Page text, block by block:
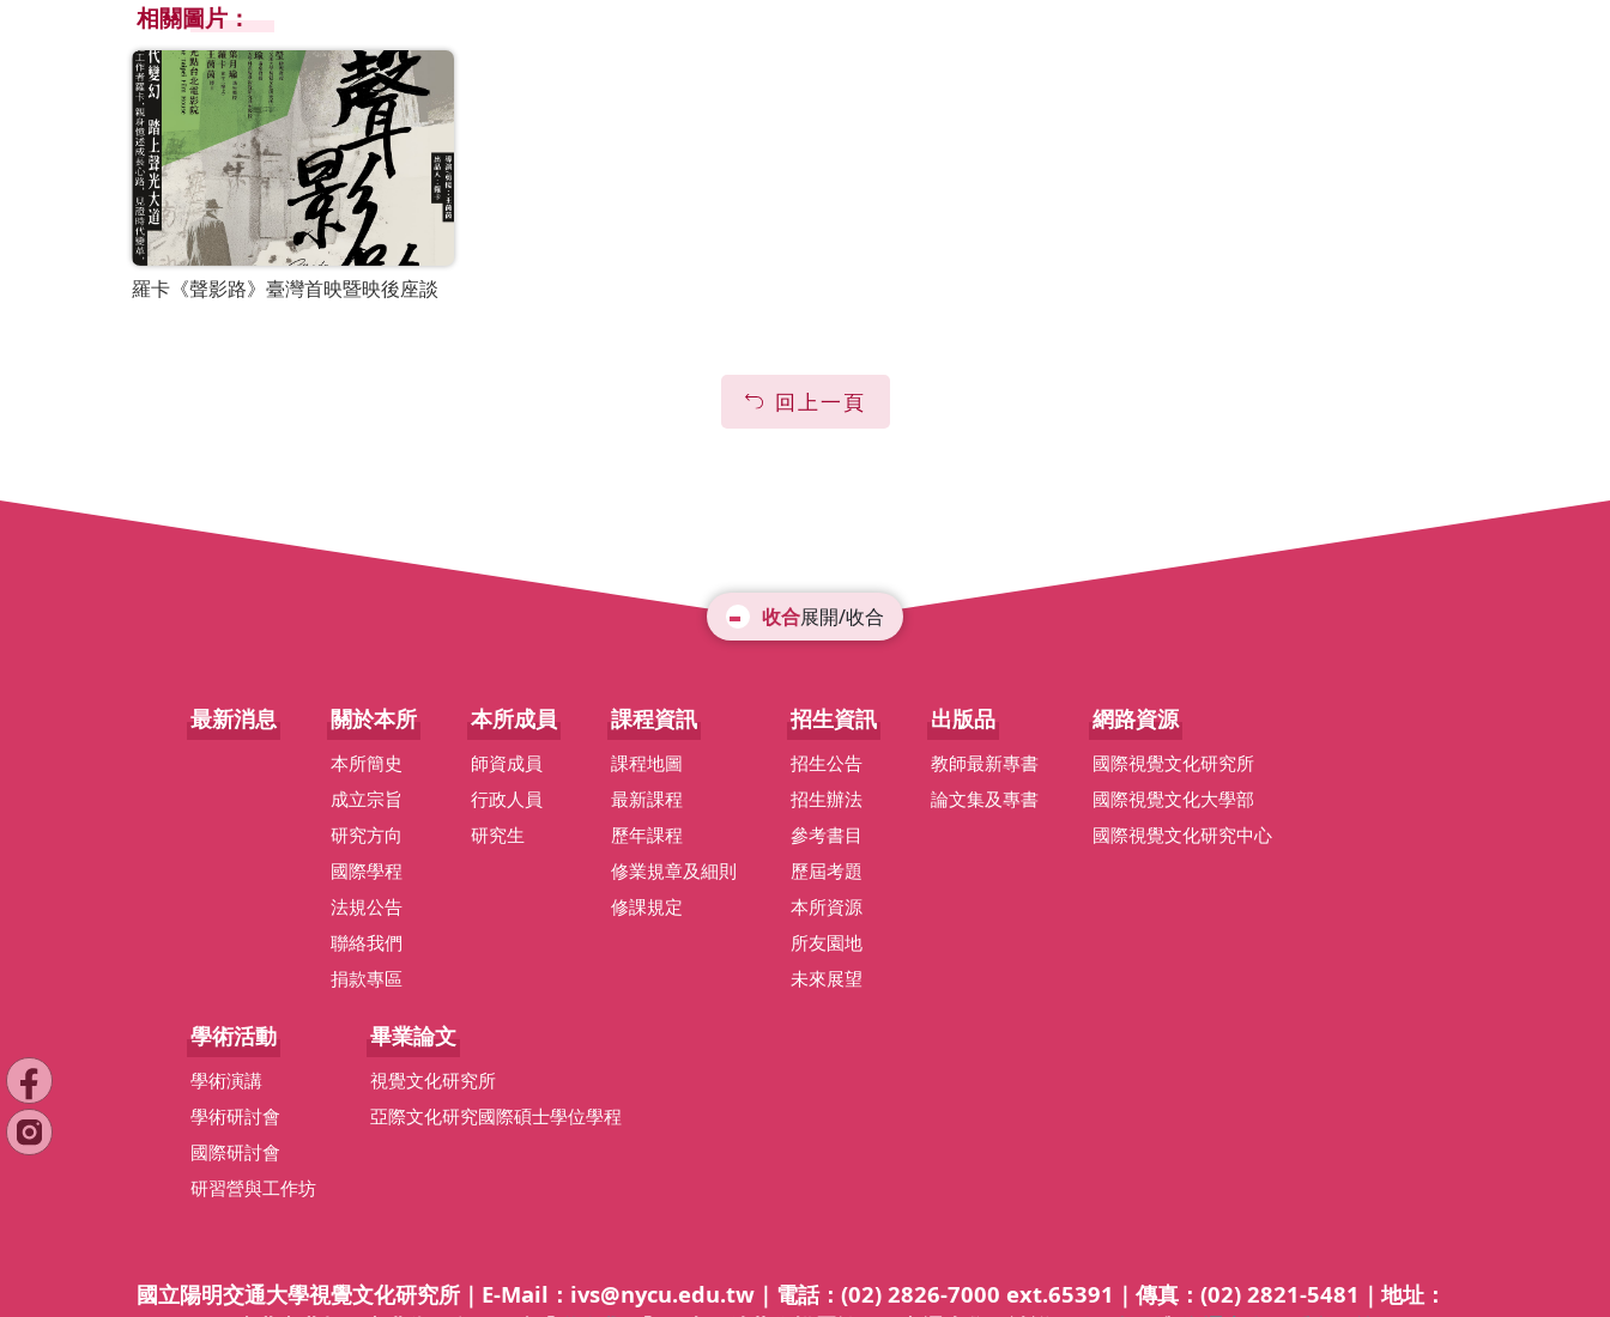
相關圖片：
羅卡《聲影路》臺灣首映暨映後座談
回上一頁
展開/收合
最新消息 關於本所
本所簡史
成立宗旨
研究方向
國際學程
法規公告
聯絡我們
捐款專區
本所成員
師資成員
行政人員
研究生
課程資訊
課程地圖
最新課程
歷年課程
修業規章及細則
修課規定
招生資訊
招生公告
招生辦法
參考書目
歷屆考題
本所資源
所友園地
未來展望
出版品
教師最新專書
論文集及專書
網路資源
國際視覺文化研究所
國際視覺文化大學部
國際視覺文化研究中心
學術活動
學術演講
學術研討會
國際研討會
研習營與工作坊
畢業論文
視覺文化研究所
亞際文化研究國際碩士學位學程
國立陽明交通大學視覺文化研究所｜E-Mail：ivs@nycu.edu.tw｜電話：(02) 2826-7000 ext.65391｜傳真：(02) 2821-5481｜地址：